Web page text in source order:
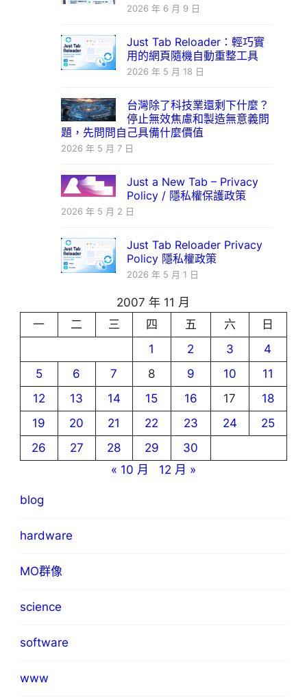
2026 年 6 月 9 日
Just Tab Reloader：輕巧實
用的網頁隨機自動重整工具
2026 年 5 月 18 日
台灣除了科技業還剩下什麼？
停止無效焦慮和製造無意義問
題，先問問自己具備什麼價值
2026 年 5 月 7 日
Just a New Tab – Privacy
Policy / 隱私權保護政策
2026 年 5 月 2 日
Just Tab Reloader Privacy
Policy 隱私權政策
2026 年 5 月 1 日
2007 年 11 月
一
二 三 四 五 六
日
1
2 3
4
5
6 7 8 9 10
11
12
13 14 15 16 17
18
19
20 21 22 23 24
25
26
27 28 29
30
« 10 月
12 月 »
blog
hardware
MO群像
science
software
www